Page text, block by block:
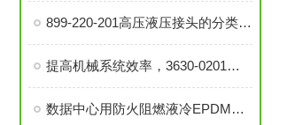
899-220-201高压液压接头的分类和注意事项
提高机械系统效率，3630-0201旋转接头的优势分析
数据中心用防火阻燃液冷EPDM橡胶软管-UL94 V0认证